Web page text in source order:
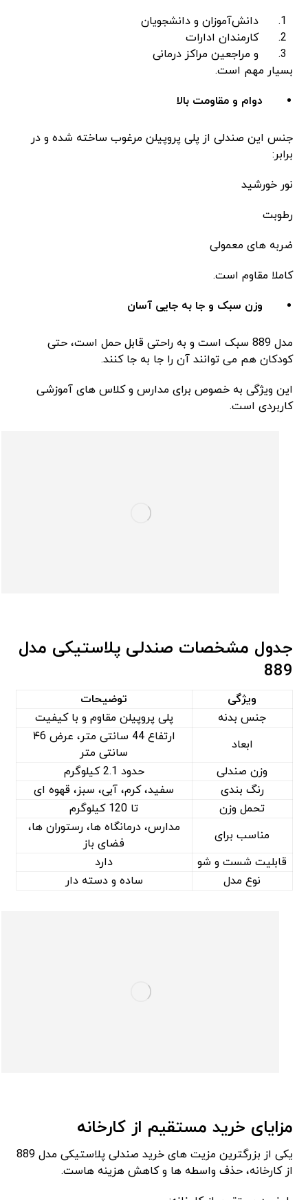
دانش‌آموزان و دانشجویان
کارمندان ادارات
و مراجعین مراکز درمانی
بسیار مهم است.
دوام و مقاومت بالا
جنس این صندلی از پلی ‌پروپیلن مرغوب ساخته شده و در
برابر:
نور خورشید
رطوبت
ضربه ‌های معمولی
کاملا مقاوم است.
وزن سبک و جا به‌ جایی آسان
مدل 889 سبک است و به راحتی قابل حمل است، حتی
کودکان هم می ‌توانند آن را جا به‌ جا کنند.
این ویژگی به خصوص برای مدارس و کلاس‌ های آموزشی
کاربردی است.
جدول مشخصات صندلی پلاستیکی مدل
889
ویژگی
توضیحات
جنس بدنه
پلی ‌پروپیلن مقاوم و با کیفیت
ابعاد
ارتفاع 44 سانتی ‌متر، عرض ۴6
سانتی‌ متر
وزن صندلی
حدود 2.1 کیلوگرم
رنگ ‌بندی
سفید، کرم، آبی، سبز، قهوه ‌ای
تحمل وزن
تا 120 کیلوگرم
مناسب برای
مدارس، درمانگاه‌ ها، رستوران‌ ها،
فضای باز
قابلیت شست ‌و شو
دارد
نوع مدل
ساده و دسته‌ دار
مزایای خرید مستقیم از کارخانه
یکی از بزرگترین مزیت ‌های خرید صندلی پلاستیکی مدل 889
از کارخانه، حذف واسطه‌ ها و کاهش هزینه ‌هاست.